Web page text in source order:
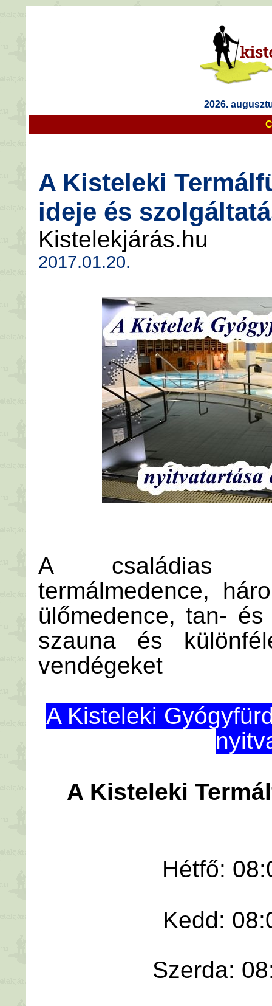
2026.
A Kisteleki
ideje és
Kistelekjárás.hu
2017.01.20.
A családias
termálmedence,
ülőmedence, tan-
szauna és
vendégeket
A Kisteleki
A Kisteleki
Hétfő:
Kedd:
Szerda: